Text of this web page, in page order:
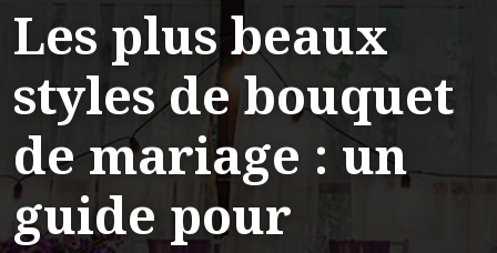
Les plus beaux
styles de bouquet
de mariage : un
guide pour